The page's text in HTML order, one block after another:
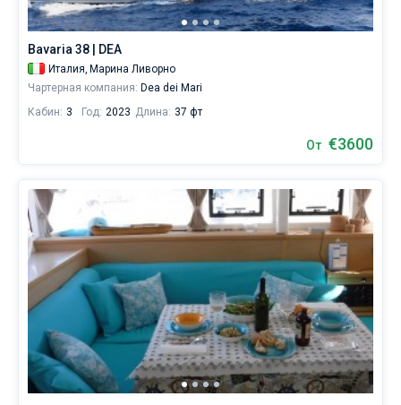
каталоге
яхт
аренду
вы
найдете
3600€,
как
для
любителей
спокойного
отдыха,
яхтсменов,
которые
не
Bavaria 38 | DEA
Италия, Марина Ливорно
Чартерная компания: Dea dei Mari
Кабин: 3 Год: 2023 Длина: 37 фт
От €3600
Со шкипером